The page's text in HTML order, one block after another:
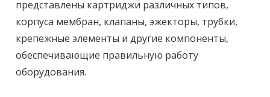
представлены картриджи различных типов,
корпуса мембран, клапаны, эжекторы, трубки,
крепёжные элементы и другие компоненты,
обеспечивающие правильную работу
оборудования.